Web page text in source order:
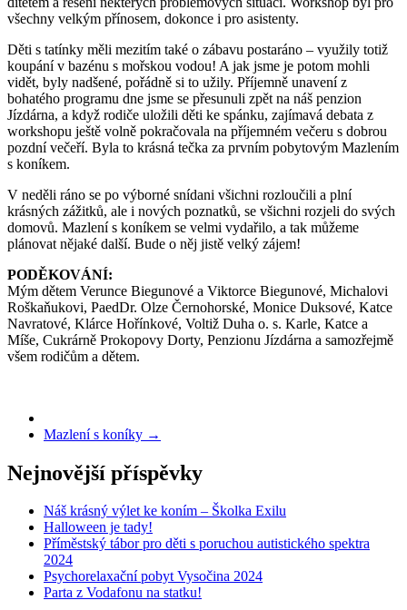
všechny velkým přínosem, dokonce i pro asistenty.
Děti s tatínky měli mezitím také o zábavu postaráno – využily totiž
koupání v bazénu s mořskou vodou! A jak jsme je potom mohli
vidět, byly nadšené, pořádně si to užily. Příjemně unavení z
bohatého programu dne jsme se přesunuli zpět na náš penzion
Jízdárna, a když rodiče uložili děti ke spánku, zajímavá debata z
workshopu ještě volně pokračovala na příjemném večeru s dobrou
pozdní večeří. Byla to krásná tečka za prvním pobytovým Mazlením
s koníkem.
V neděli ráno se po výborné snídani všichni rozloučili a plní
krásných zážitků, ale i nových poznatků, se všichni rozjeli do svých
domovů. Mazlení s koníkem se velmi vydařilo, a tak můžeme
plánovat nějaké další. Bude o něj jistě velký zájem!
PODĚKOVÁNÍ:
Mým dětem Verunce Biegunové a Viktorce Biegunové, Michalovi
Roškaňukovi, PaedDr. Olze Černohorské, Monice Duksové, Katce
Navratové, Klárce Hořínkové, Voltiž Duha o. s. Karle, Katce a
Míše, Cukrárně Prokopovy Dorty, Penzionu Jízdárna a samozřejmě
všem rodičům a dětem.
Mazlení s koníky →
Nejnovější příspěvky
Náš krásný výlet ke koním – Školka Exilu
Halloween je tady!
Příměstský tábor pro děti s poruchou autistického spektra
2024
Psychorelaxační pobyt Vysočina 2024
Parta z Vodafonu na statku!